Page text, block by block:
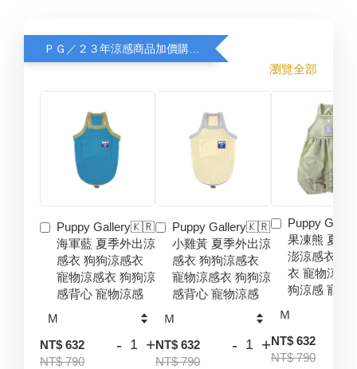
瀏覽全部
Puppy Gallery🇰🇷
海軍藍 夏季外出涼
感衣 狗狗涼感衣
寵物涼感衣 狗狗涼
感背心 寵物涼感
NT$ 632
NT$ 790
- +
Puppy Gallery🇰🇷
小雞黃 夏季外出涼
感衣 狗狗涼感衣
寵物涼感衣 狗狗涼
感背心 寵物涼感
NT$ 632
NT$ 790
- +
Puppy
果凍熊 夏季
澎涼感衣 狗
衣 寵物涼感
狗涼感 寵物
NT$ 632
NT$ 790